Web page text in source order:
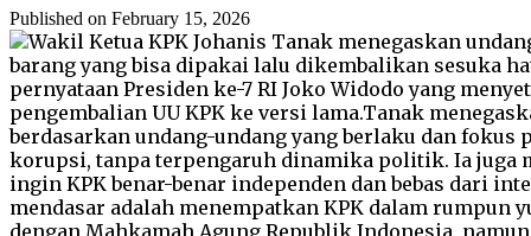
Published on February 15, 2026